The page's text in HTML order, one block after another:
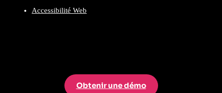
Accessibilité Web
Obtenir une démo